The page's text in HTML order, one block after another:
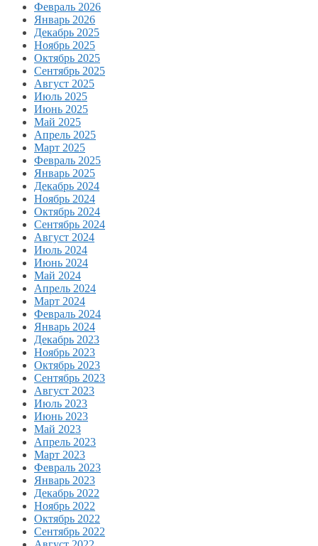
Февраль 2026
Январь 2026
Декабрь 2025
Ноябрь 2025
Октябрь 2025
Сентябрь 2025
Август 2025
Июль 2025
Июнь 2025
Май 2025
Апрель 2025
Март 2025
Февраль 2025
Январь 2025
Декабрь 2024
Ноябрь 2024
Октябрь 2024
Сентябрь 2024
Август 2024
Июль 2024
Июнь 2024
Май 2024
Апрель 2024
Март 2024
Февраль 2024
Январь 2024
Декабрь 2023
Ноябрь 2023
Октябрь 2023
Сентябрь 2023
Август 2023
Июль 2023
Июнь 2023
Май 2023
Апрель 2023
Март 2023
Февраль 2023
Январь 2023
Декабрь 2022
Ноябрь 2022
Октябрь 2022
Сентябрь 2022